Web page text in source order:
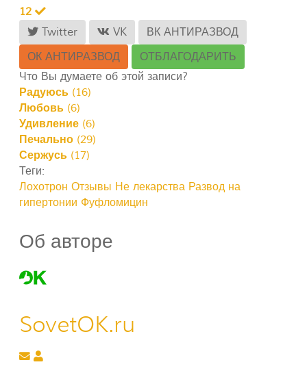
12
Twitter
VK
ВК АНТИРАЗВОД
ОК АНТИРАЗВОД
ОТБЛАГОДАРИТЬ
Что Вы думаете об этой записи?
Радуюсь (16)
Любовь (6)
Удивление (6)
Печально (29)
Сержусь (17)
Теги:
Лохотрон Отзывы Не лекарства Развод на
гипертонии Фуфломицин
Об авторе
SovetOK.ru
Подписаться на обновление автора
SovetOK.ru